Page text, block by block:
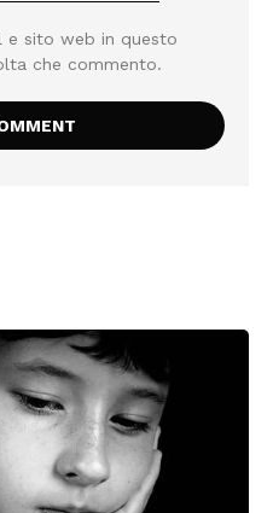
e sito web in questo
che commento.